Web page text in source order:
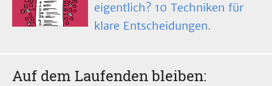
eigentlich? 10 Techniken für
klare Entscheidungen.
Auf dem Laufenden bleiben: